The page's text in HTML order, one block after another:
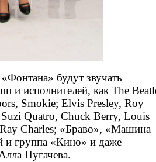
будут звучать
и исполнителей, какThe
, Smokie; Elvis Presley, Roy
Suzi Quatro, Chuck Berry, Louis
Ray Charles; «Браво», «Машина
и группа «Кино» и даже
Пугачева.